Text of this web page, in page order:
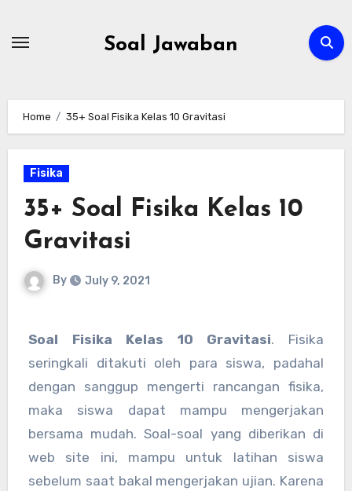
Soal Jawaban
Home 35+ Soal Fisika Kelas 10 Gravitasi
Fisika
35+ Soal Fisika Kelas 10
Gravitasi
By July 9, 2021
Soal Fisika Kelas 10 Gravitasi. Fisika
seringkali ditakuti oleh para siswa, padahal
dengan sanggup mengerti rancangan fisika,
maka siswa dapat mampu mengerjakan
bersama mudah. Soal-soal yang diberikan di
web site ini, mampu untuk latihan siswa
sebelum saat bakal mengerjakan ujian. Karena